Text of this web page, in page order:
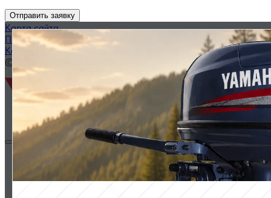
Отправить заявку
Карта сайта
Политика конфиденциальности
Каталог запчастей по названию
© 2014 — 2026 ООО «ВЭД»
Двигатели и комплектующие